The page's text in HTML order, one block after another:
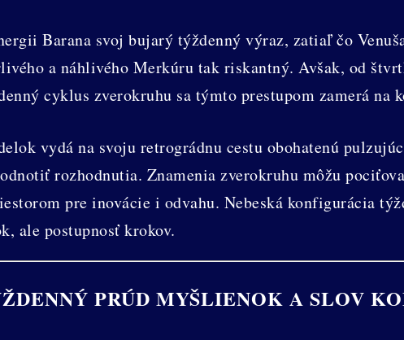
Barana svoj bujarý týždenný výraz, zatiaľ čo
a náhlivého Merkúru tak riskantný. Avšak, od
cyklus zverokruhu sa týmto prestupom zamerá na
vydá na svoju retrográdnu cestu obohatenú
rozhodnutia. Znamenia zverokruhu môžu
pre inovácie i odvahu. Nebeská konfigurácia
ale postupnosť krokov.
PRÚD MYŠLIENOK A SLOV